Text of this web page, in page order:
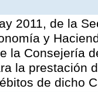
2011, de la
y
la Consejería
la prestación
de dicho